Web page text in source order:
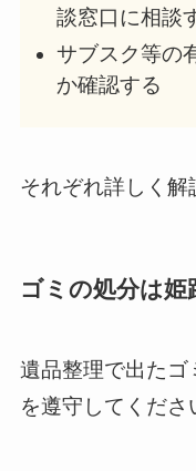
談窓口に相談
サブスク等の
か確認する
それぞれ詳しく解
ゴミの処分は姫
遺品整理で出たゴ
を遵守してくださ